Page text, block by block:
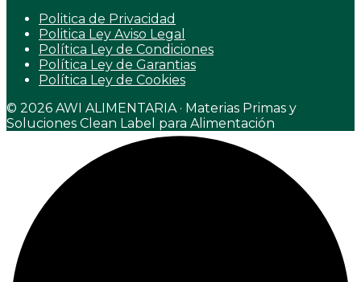
Politica de Privacidad
Politica Ley Aviso Legal
Política Ley de Condiciones
Política Ley de Garantias
Política Ley de Cookies
© 2026 AWI ALIMENTARIA · Materias Primas y
Soluciones Clean Label para Alimentación